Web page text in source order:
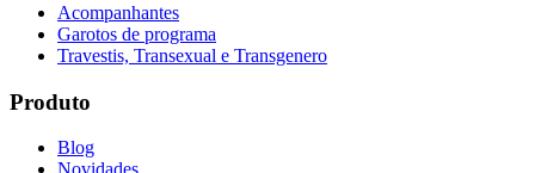
Acompanhantes
Garotos de programa
Travestis, Transexual e Transgenero
Produto
Blog